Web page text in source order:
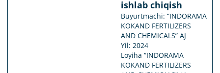
ishlab chiqish
Buyurtmachi: “INDORAMA
KOKAND FERTILIZERS
AND CHEMICALS” AJ
Yil: 2024
Loyiha “INDORAMA
KOKAND FERTILIZERS